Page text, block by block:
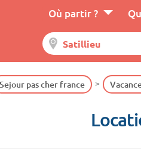
Où partir ?
Sejour pas cher france